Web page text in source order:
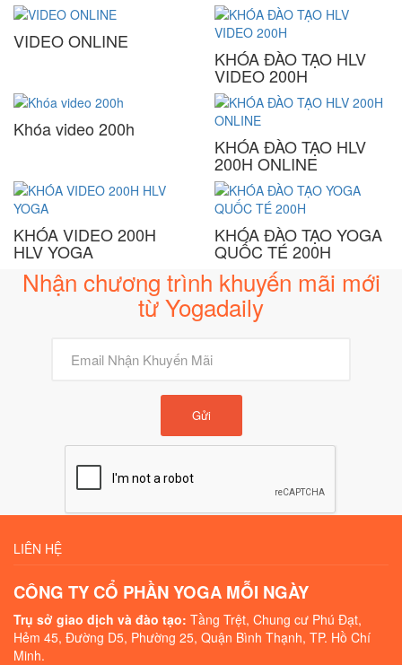
VIDEO ONLINE
KHÓA ĐÀO TẠO HLV
VIDEO 200H
Khóa video 200h
KHÓA ĐÀO TẠO HLV
200H ONLINE
KHÓA VIDEO 200H
HLV YOGA
KHÓA ĐÀO TẠO YOGA
QUỐC TÉ 200H
Nhận chương trình khuyến mãi mới
từ Yogadaily
Gửi
LIÊN HỆ
CÔNG TY CỔ PHẦN YOGA MỖI NGÀY
Trụ sở giao dịch và đào tạo: Tầng Trệt, Chung cư Phú Đạt,
Hẻm 45, Đường D5, Phường 25, Quận Bình Thạnh, TP. Hồ Chí
Minh.